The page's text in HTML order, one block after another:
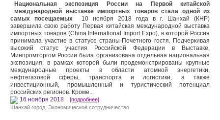
Национальная экспозиция России на Первой китайской
международной выставке импортных товаров стала одной из
самых посещаемых 10 ноября 2018 года в г. Шанхай (КНР)
завершила свою работу Первая китайская международной выставка
импортных товаров (China International Import Expo), в которой Россия
принимала участие в статусе страны-Почетного гостя. Подчеркивая
высокий статус участия Российской Федерации в Выставке,
Минпромторгом России была организована отдельная национальная
экспозиция, в рамках которой были продемонстрированы крупные
международные проекты в области атомной энергетики,
нефтегазовой сферы, транспорта и логистики, а также
инвестиционный, промышленный и туристический потенциал
российских регионов. Кроме...
16 ноября 2018 [подробнее]
Шанхай город Экономическое сотрудничество